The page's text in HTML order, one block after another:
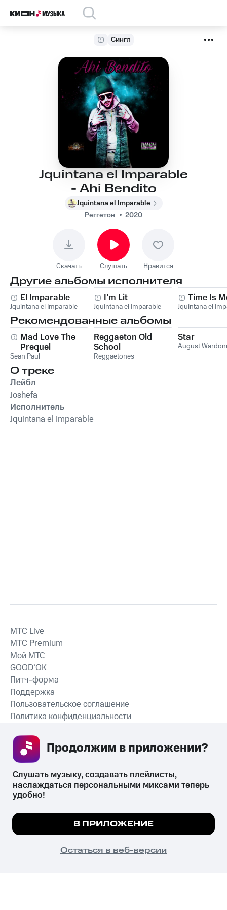
Сингл
Jquintana el Imparable
- Ahi Bendito
Jquintana el Imparable
Реггетон
2020
Скачать Слушать Нравится
Другие альбомы исполнителя
El Imparable
Jquintana el Imparable
I'm Lit
Jquintana el Imparable
Time Is
Jquintana el
Рекомендованные альбомы
Mad Love The
Prequel
Sean Paul
Reggaeton Old
School
Reggaetones
Star
August
О треке
Лейбл
Joshefa
Исполнитель
Jquintana el Imparable
СКАЧАТЬ ПРИЛОЖЕНИЕ
MTС Live
MTС Premium
Мой МТС
GOOD’OK
Питч-форма
Поддержка
Пользовательское соглашение
Политика конфиденциальности
психотропных веществ, их аналогов причиняет вред здоровью,
их незаконный оборот запрещён и влечёт установленную
законодательством ответственность.
© 2026 ООО «КИОН».
Все права защищены
Мы используем куки, чтобы на сайте все
Подробнее
ПОНЯТНО
Слушать музыку, создавать плейлисты,
наслаждаться персональными миксами теперь
удобно!
В ПРИЛОЖЕНИЕ
Остаться в веб-версии